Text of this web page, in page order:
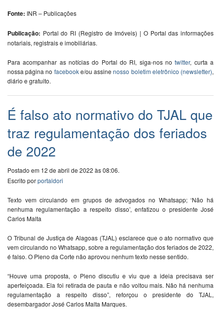
Fonte: INR – Publicações
Publicação: Portal do RI (Registro de Imóveis) | O Portal das informações
notariais, registrais e imobiliárias.
Para acompanhar as notícias do Portal do RI, siga-nos notwitter, curta a
nossa página no facebooke/ou assinenosso boletim eletrônico (newsletter),
diário e gratuito.
É falso ato normativo do TJAL que
traz regulamentação dos feriados
de 2022
Postado em 12 de abril de 2022 às 08:06.
Escrito porportaldori
Texto vem circulando em grupos de advogados no Whatsapp; ‘Não há
nenhuma regulamentação a respeito disso’, enfatizou o presidente José
Carlos Malta
O Tribunal de Justiça de Alagoas (TJAL) esclarece que o ato normativo que
vem circulando no Whatsapp, sobre a regulamentação dos feriados de 2022,
é falso. O Pleno da Corte não aprovou nenhum texto nesse sentido.
“Houve uma proposta, o Pleno discutiu e viu que a ideia precisava ser
aperfeiçoada. Ela foi retirada de pauta e não voltou mais. Não há nenhuma
regulamentação a respeito disso”, reforçou o presidente do TJAL,
desembargador José Carlos Malta Marques.